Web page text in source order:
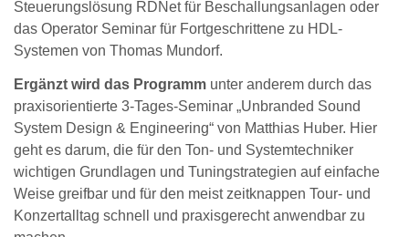
Steuerungslösung RDNet für Beschallungsanlagen oder
das Operator Seminar für Fortgeschrittene zu HDL-
Systemen von Thomas Mundorf.
Ergänzt wird das Programm unter anderem durch das
praxisorientierte 3-Tages-Seminar „Unbranded Sound
System Design & Engineering“ von Matthias Huber. Hier
geht es darum, die für den Ton- und Systemtechniker
wichtigen Grundlagen und Tuningstrategien auf einfache
Weise greifbar und für den meist zeitknappen Tour- und
Konzertalltag schnell und praxisgerecht anwendbar zu